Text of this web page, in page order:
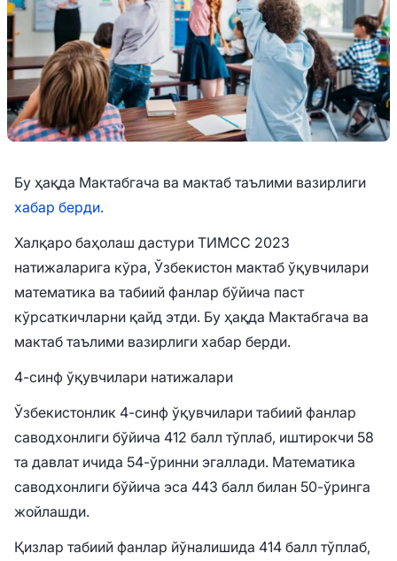
Бу ҳақда Мактабгача ва мактаб таълими вазирлиги
хабар берди.
Халқаро баҳолаш дастури ТИМСС 2023
натижаларига кўра, Ўзбекистон мактаб ўқувчилари
математика ва табиий фанлар бўйича паст
кўрсаткичларни қайд этди. Бу ҳақда Мактабгача ва
мактаб таълими вазирлиги хабар берди.
4-синф ўқувчилари натижалари
Ўзбекистонлик 4-синф ўқувчилари табиий фанлар
саводхонлиги бўйича 412 балл тўплаб, иштирокчи 58
та давлат ичида 54-ўринни эгаллади. Математика
саводхонлиги бўйича эса 443 балл билан 50-ўринга
жойлашди.
Қизлар табиий фанлар йўналишида 414 балл тўплаб,